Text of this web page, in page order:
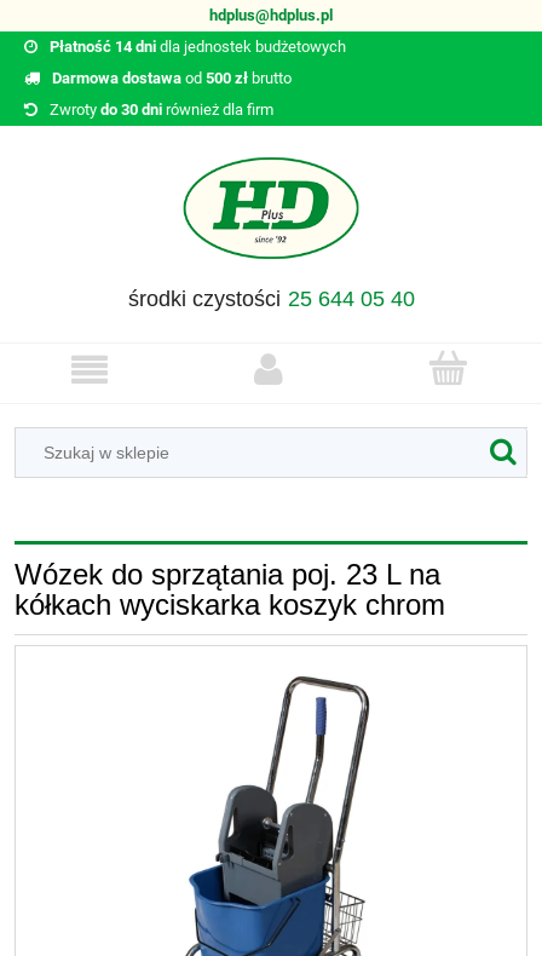
hdplus@hdplus.pl
Płatność 14 dni dla jednostek budżetowych
Darmowa dostawa od 500 zł brutto
Zwroty do 30 dni również dla firm
środki czystości 25 644 05 40
Wózek do sprzątania poj. 23 L na
kółkach wyciskarka koszyk chrom